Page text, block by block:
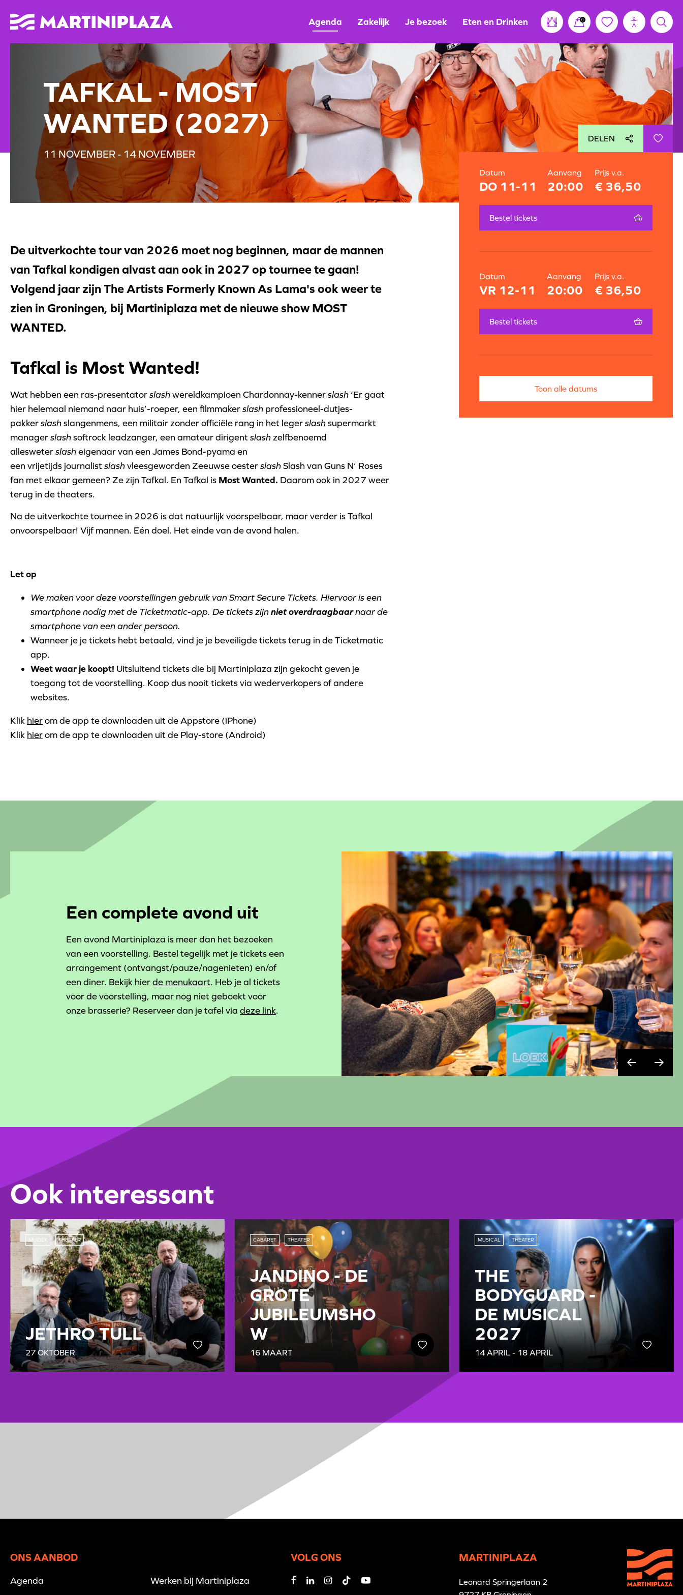
Agenda Zakelijk Je bezoek Eten en Drinken 0
TAFKAL - MOST
WANTED (2027)
11 NOVEMBER - 14 NOVEMBER
De uitverkochte tour van 2026 moet nog beginnen, maar de mannen
van Tafkal kondigen alvast aan ook in 2027 op tournee te gaan!
Volgend jaar zijn The Artists Formerly Known As Lama's ook weer te
zien in Groningen, bij Martiniplaza met de nieuwe show MOST
WANTED.
Tafkal is Most Wanted!
Wat hebben een ras-presentatorslashwereldkampioen Chardonnay-kennerslash ‘Er gaat
hier helemaal niemand naar huis’-roeper, een filmmakerslash professioneel-dutjes-
pakkerslashslangenmens, een militair zonder officiële rang in het legerslashsupermarkt
managerslashsoftrock leadzanger, een amateur dirigent slash zelfbenoemd
allesweterslasheigenaar van een James Bond-pyama en
een vrijetijds journalist slashvleesgeworden Zeeuwse oesterslashSlash van Guns N’ Roses
fan met elkaar gemeen? Ze zijn Tafkal. En Tafkal is Most Wanted. Daarom ook in 2027 weer
terug in de theaters.
Na de uitverkochte tournee in 2026 is dat natuurlijk voorspelbaar, maar verder is Tafkal
onvoorspelbaar! Vijf mannen. Eén doel. Het einde van de avond halen.
Let op
We maken voor deze voorstellingen gebruik van Smart Secure Tickets. Hiervoor is een
smartphone nodig met de Ticketmatic-app. De tickets zijnniet overdraagbaarnaar de
smartphone van een ander persoon.
Wanneer je je tickets hebt betaald, vind je je beveiligde tickets terug in de Ticketmatic
app.
Weet waar je koopt! Uitsluitend tickets die bij Martiniplaza zijn gekocht geven je
toegang tot de voorstelling. Koop dus nooit tickets via wederverkopers of andere
websites.
Klik hierom de app te downloaden uit de Appstore (iPhone)
Klik hierom de app te downloaden uit de Play-store (Android)
DELEN
Datum
DO 11-11
Aanvang
20:00
Prijs v.a.
€ 36,50
Bestel tickets
Datum
VR 12-11
Aanvang
20:00
Prijs v.a.
€ 36,50
Bestel tickets
Toon alle datums
Een complete avond uit
Een avond Martiniplaza is meer dan het bezoeken
van een voorstelling. Bestel tegelijk met je tickets een
arrangement (ontvangst/pauze/nagenieten) en/of
een diner. Bekijk hierde menukaart. Heb je al tickets
voor de voorstelling, maar nog niet geboekt voor
onze brasserie? Reserveer dan je tafel via deze link.
Ook interessant
MUZIEK THEATER
JETHRO TULL
27 OKTOBER
CABARET THEATER
JANDINO - DE
GROTE
JUBILEUMSHO
W
16 MAART
MUSICAL THEATER
THE
BODYGUARD -
DE MUSICAL
2027
14 APRIL - 18 APRIL
ONS AANBOD
Agenda Werken bij Martiniplaza
VOLG ONS MARTINIPLAZA
Leonard Springerlaan 2